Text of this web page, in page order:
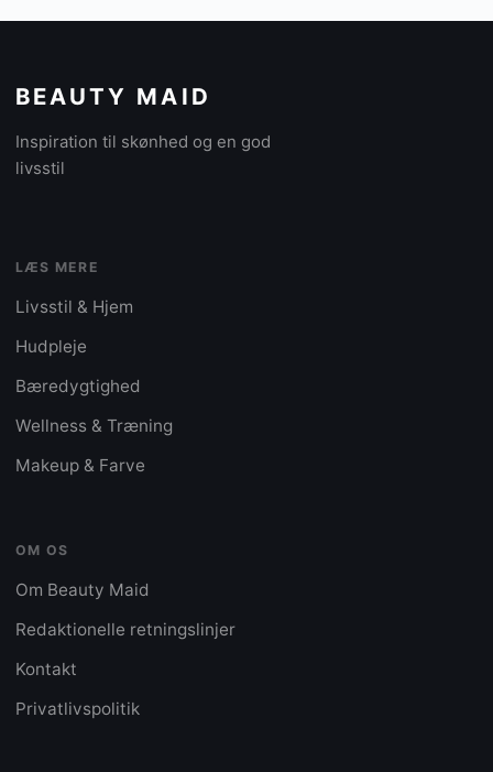
BEAUTY MAID
Inspiration til skønhed og en god
livsstil
LÆS MERE
Livsstil & Hjem
Hudpleje
Bæredygtighed
Wellness & Træning
Makeup & Farve
OM OS
Om Beauty Maid
Redaktionelle retningslinjer
Kontakt
Privatlivspolitik